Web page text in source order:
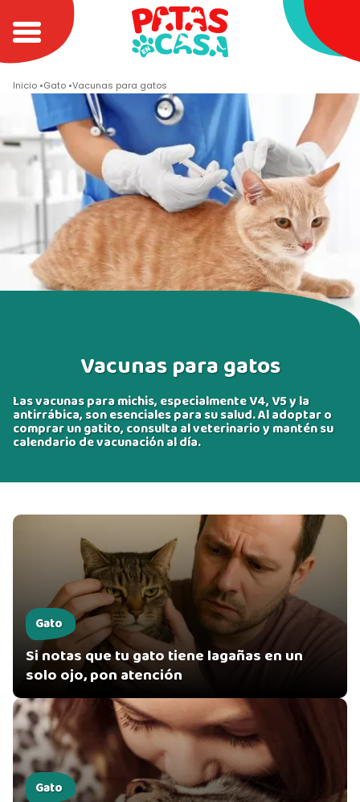
Inicio Gato Vacunas para gatos
Vacunas para gatos
Las vacunas para michis, especialmente V4, V5 y la
antirrábica, son esenciales para su salud. Al adoptar o
comprar un gatito, consulta al veterinario y mantén su
calendario de vacunación al día.
Gato
Si notas que tu gato tiene lagañas en un
solo ojo, pon atención
Gato